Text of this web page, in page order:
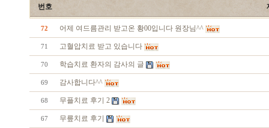
번호
72 어제 여드름관리 받고온 황00입니다 원장님^^
71 고혈압치료 받고 있습니다
70 학습치료 환자의 감사의 글
69 감사합니다^^
68 무플치료 후기 2
67 무릎치료 후기